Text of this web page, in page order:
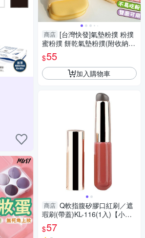
商店 [台灣快發]氣墊粉撲 粉撲
蜜粉撲 餅乾氣墊粉撲(附收納
盒) 一盒六入 化妝粉撲 遮瑕粉
撲 底妝粉撲
$55
加入購物車
商店 Q軟指腹矽膠口紅刷／遮
瑕刷(帶蓋)KL-116(1入)【小三
美日】 DS016897
$57